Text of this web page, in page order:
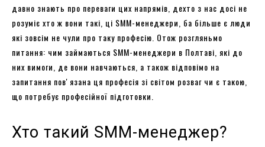
давно знають про переваги цих напрямів, дехто з нас досі не
розуміє хто ж вони такі, ці SMM-менеджери, ба більше є люди
які зовсім не чули про таку професію. Отож розгляньмо
питання: чим займаються SMM-менеджери в Полтаві, які до
них вимоги, де вони навчаються, а також відповімо на
запитання повʼязана ця професія зі світом розваг чи є такою,
що потребує професійної підготовки.
Хто такий SMM-менеджер?